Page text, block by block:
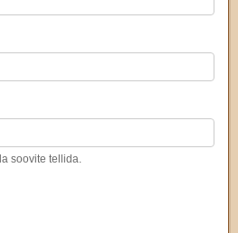
soovite tellida.